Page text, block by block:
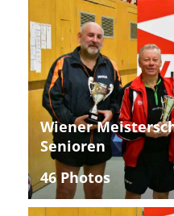
Wiener
Senioren
46 Photos